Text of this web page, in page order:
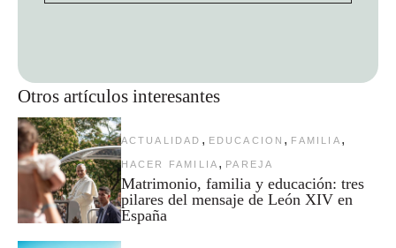
Otros artículos interesantes
ACTUALIDAD , EDUCACION , FAMILIA ,
HACER FAMILIA , PAREJA
Matrimonio, familia y educación: tres
pilares del mensaje de León XIV en
España